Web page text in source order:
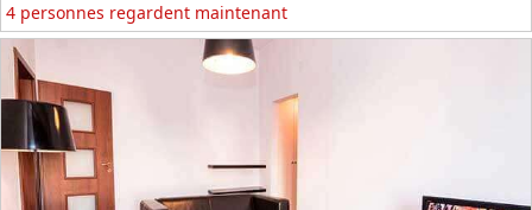
4 personnes regardent maintenant